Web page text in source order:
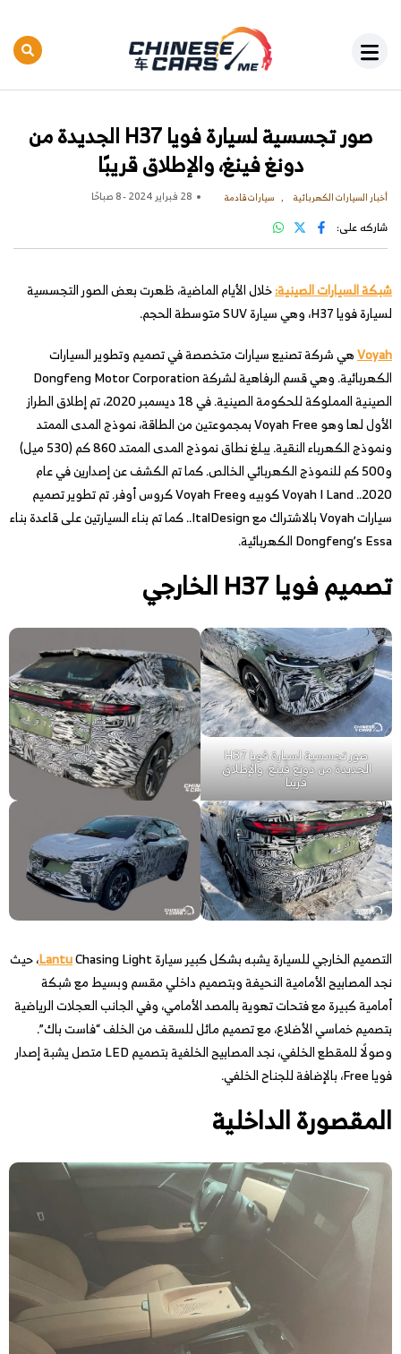
صور تجسسية لسيارة فويا H37 الجديدة من
دونغ فينغ، والإطلاق قريبًا
أخبار السيارات الكهربائية سيارات قادمة 28 فبراير 2024 - 8 صباحًا
شاركه على:
شبكة السيارات الصينية:خلال الأيام الماضية، ظهرت بعض الصور التجسسية
لسيارة فويا H37، وهي سيارة SUV متوسطة الحجم.
Voyahهي شركة تصنيع سيارات متخصصة في تصميم وتطوير السيارات
الكهربائية. وهي قسم الرفاهية لشركة Dongfeng Motor Corporation
الصينية المملوكة للحكومة الصينية. في 18 ديسمبر 2020، تم إطلاق الطراز
الأول لها وهو Voyah Free بمجموعتين من الطاقة، نموذج المدى الممتد
ونموذج الكهرباء النقية. يبلغ نطاق نموذج المدى الممتد 860 كم (530 ميل)
و500 كم للنموذج الكهربائي الخالص. كما تم الكشف عن إصدارين في عام
2020.. Voyah I Land كوبيه وVoyah Free كروس أوفر. تم تطوير تصميم
سيارات Voyah بالاشتراك مع ItalDesign.. كما تم بناء السيارتين على قاعدة بناء
Dongfeng’s Essa الكهربائية.
تصميم فويا H37 الخارجي
صور تجسسية لسيارة فويا H37
الجديدة من دونغ فينغ، والإطلاق
قريبًا
التصميم الخارجي للسيارة يشبه بشكل كبير سيارة LantuChasing Light، حيث
نجد المصابيح الأمامية النحيفة وبتصميم داخلي مقسم وبسيط مع شبكة
أمامية كبيرة مع فتحات تهوية بالمصد الأمامي، وفي الجانب العجلات الرياضية
بتصميم خماسي الأضلاع، مع تصميم مائل للسقف من الخلف “فاست باك”.
وصولًا للمقطع الخلفي، نجد المصابيح الخلفية بتصميم LED متصل يشبة إصدار
فويا Free، بالإضافة للجناح الخلفي.
المقصورة الداخلية